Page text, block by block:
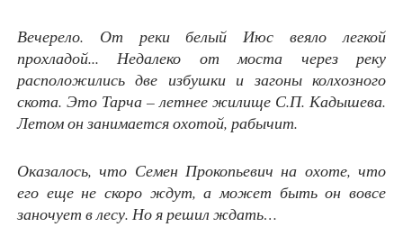
Вечерело. От реки белый Июс веяло легкой
прохладой... Недалеко от моста через реку
расположились две избушки и загоны колхозного
скота. Это Тарча – летнее жилище С.П. Кадышева.
Летом он занимается охотой, рабычит.
Оказалось, что Семен Прокопьевич на охоте, что
его еще не скоро ждут, а может быть он вовсе
заночует в лесу. Но я решил ждать…